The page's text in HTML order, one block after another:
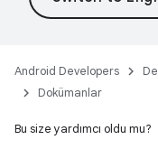
Android Developers
Dokümanlar
Bu size yardımcı oldu mu?